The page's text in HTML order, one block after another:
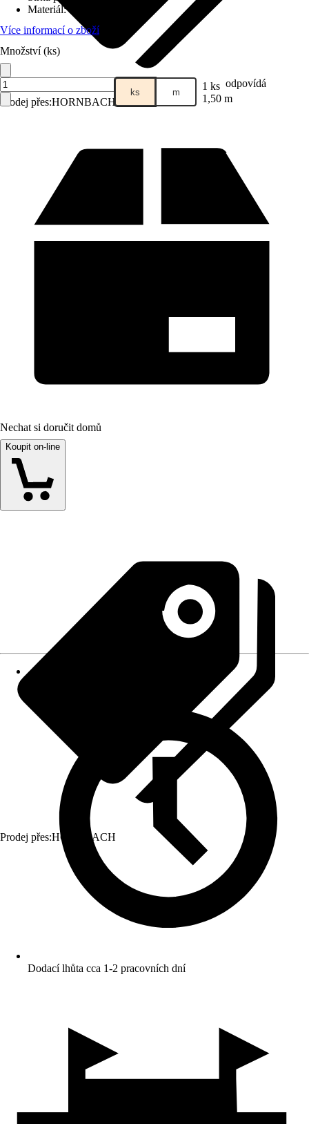
Prodej přes:HORNBACH
Materiál:
Více informací o zboží
Množství (ks)
ks m 1 ks odpovídá
1,50 m
Nechat si doručit domů
Koupit on-line
Prodej přes:HORNBACH
Dodací lhůta cca 1-2 pracovních dní